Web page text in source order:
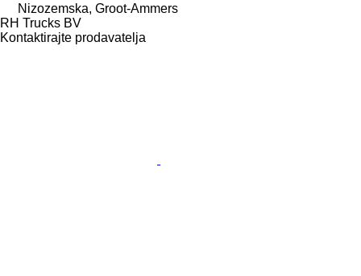
Nizozemska, Groot-Ammers
RH Trucks BV
Kontaktirajte prodavatelja